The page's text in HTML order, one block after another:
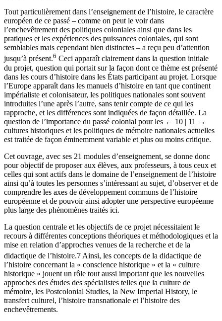
Tout particulièrement dans l’enseignement de l’histoire, le caractère
européen de ce passé – comme on peut le voir dans
l’enchevêtrement des politiques coloniales ainsi que dans les
pratiques et les expériences des puissances coloniales, qui sont
semblables mais cependant bien distinctes – a reçu peu d’attention
jusqu’à présent.6 Ceci apparaît clairement dans la question initiale
du projet, question qui portait sur la façon dont ce thème est présenté
dans les cours d’histoire dans les États participant au projet. Lorsque
l’Europe apparaît dans les manuels d’histoire en tant que continent
impérialiste et colonisateur, les politiques nationales sont souvent
introduites l’une après l’autre, sans tenir compte de ce qui les
rapproche, et les différences sont indiquées de façon détaillée. La
question de l’importance du passé colonial pour les ← 10 | 11 →
cultures historiques et les politiques de mémoire nationales actuelles
est traitée de façon éminemment variable et plus ou moins critique.
Cet ouvrage, avec ses 21 modules d’enseignement, se donne donc
pour objectif de proposer aux élèves, aux professeurs, à tous ceux et
celles qui sont actifs dans le domaine de l’enseignement de l’histoire
ainsi qu’à toutes les personnes s’intéressant au sujet, d’observer et de
comprendre les axes de développement communs de l’histoire
européenne et de pouvoir ainsi adopter une perspective européenne
plus large des phénomènes traités ici.
La question centrale et les objectifs de ce projet nécessitaient le
recours à différentes conceptions théoriques et méthodologiques et la
mise en relation d’approches venues de la recherche et de la
didactique de l’histoire.7 Ainsi, les concepts de la didactique de
l’histoire concernant la « conscience historique » et la « culture
historique » jouent un rôle tout aussi important que les nouvelles
approches des études des spécialistes telles que la culture de
mémoire, les Postcolonial Studies, la New Imperial History, le
transfert culturel, l’histoire transnationale et l’histoire des
enchevêtrements.